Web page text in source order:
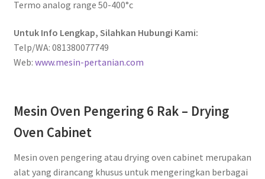
Termo analog range 50-400°c
Untuk Info Lengkap, Silahkan Hubungi Kami:
Telp/WA: 081380077749
Web: www.mesin-pertanian.com
Mesin Oven Pengering 6 Rak – Drying
Oven Cabinet
Mesin oven pengering atau drying oven cabinet merupakan
alat yang dirancang khusus untuk mengeringkan berbagai